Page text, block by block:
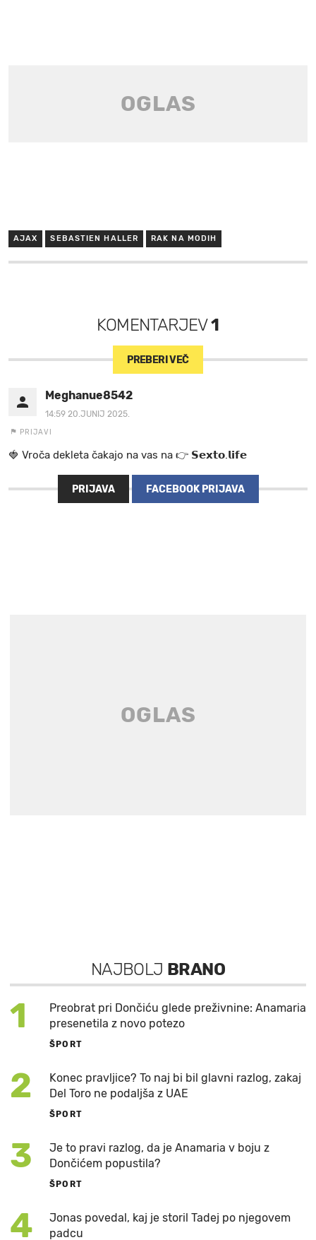
AJAX SEBASTIEN HALLER RAK NA MODIH
KOMENTARJEV1
PREBERI VEČ
Meghanue8542
14:59 20.JUNIJ 2025.
PRIJAVI
🍓 V r o č a d e k l e t a ča k a jo na va s n a 👉 𝗦𝗲𝘅𝘁𝗼.𝗹𝗶𝗳𝗲
PRIJAVA FACEBOOK PRIJAVA
NAJBOLJ BRANO
1
Preobrat pri Dončiću glede preživnine: Anamaria
presenetila z novo potezo
ŠPORT
2
Konec pravljice? To naj bi bil glavni razlog, zakaj
Del Toro ne podaljša z UAE
ŠPORT
3
Je to pravi razlog, da je Anamaria v boju z
Dončićem popustila?
ŠPORT
4
Jonas povedal, kaj je storil Tadej po njegovem
padcu